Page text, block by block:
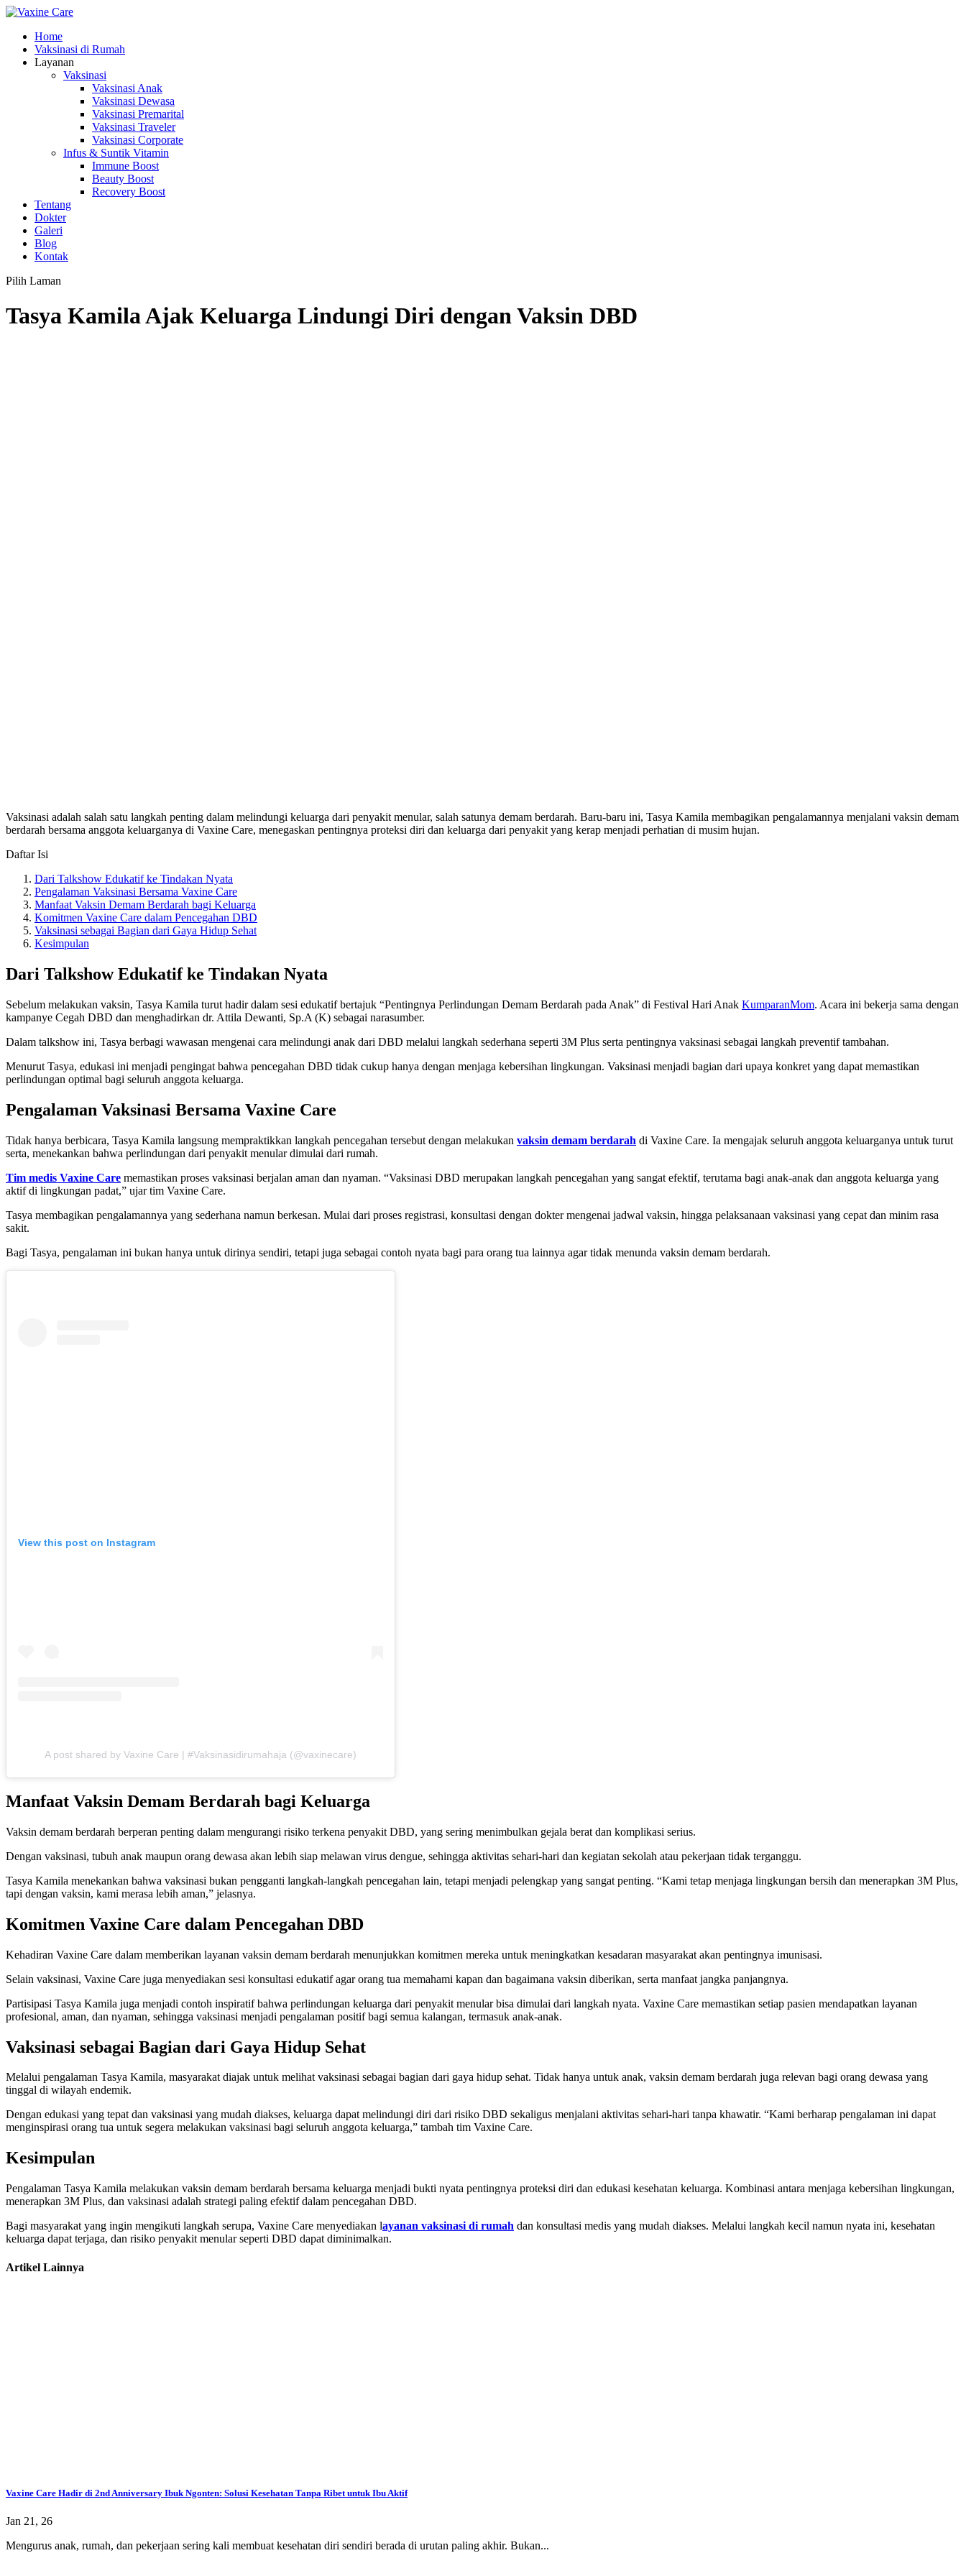
Home
Vaksinasi di Rumah
Layanan
Vaksinasi
Vaksinasi Anak
Vaksinasi Dewasa
Vaksinasi Premarital
Vaksinasi Traveler
Vaksinasi Corporate
Infus & Suntik Vitamin
Immune Boost
Beauty Boost
Recovery Boost
Tentang
Dokter
Galeri
Blog
Kontak
Pilih Laman
Tasya Kamila Ajak Keluarga Lindungi Diri dengan Vaksin DBD
Vaksinasi adalah salah satu langkah penting dalam melindungi keluarga dari penyakit menular, salah satunya demam berdarah. Baru-baru ini, Tasya Kamila membagikan pengalamannya menjalani vaksin demam
berdarah bersama anggota keluarganya di Vaxine Care, menegaskan pentingnya proteksi diri dan keluarga dari penyakit yang kerap menjadi perhatian di musim hujan.
Daftar Isi
Dari Talkshow Edukatif ke Tindakan Nyata
Pengalaman Vaksinasi Bersama Vaxine Care
Manfaat Vaksin Demam Berdarah bagi Keluarga
Komitmen Vaxine Care dalam Pencegahan DBD
Vaksinasi sebagai Bagian dari Gaya Hidup Sehat
Kesimpulan
Dari Talkshow Edukatif ke Tindakan Nyata
Sebelum melakukan vaksin, Tasya Kamila turut hadir dalam sesi edukatif bertajuk “Pentingnya Perlindungan Demam Berdarah pada Anak” di Festival Hari Anak KumparanMom. Acara ini bekerja sama dengan
kampanye Cegah DBD dan menghadirkan dr. Attila Dewanti, Sp.A (K) sebagai narasumber.
Dalam talkshow ini, Tasya berbagi wawasan mengenai cara melindungi anak dari DBD melalui langkah sederhana seperti 3M Plus serta pentingnya vaksinasi sebagai langkah preventif tambahan.
Menurut Tasya, edukasi ini menjadi pengingat bahwa pencegahan DBD tidak cukup hanya dengan menjaga kebersihan lingkungan. Vaksinasi menjadi bagian dari upaya konkret yang dapat memastikan
perlindungan optimal bagi seluruh anggota keluarga.
Pengalaman Vaksinasi Bersama Vaxine Care
Tidak hanya berbicara, Tasya Kamila langsung mempraktikkan langkah pencegahan tersebut dengan melakukan vaksin demam berdarah di Vaxine Care. Ia mengajak seluruh anggota keluarganya untuk turut
serta, menekankan bahwa perlindungan dari penyakit menular dimulai dari rumah.
Tim medis Vaxine Care memastikan proses vaksinasi berjalan aman dan nyaman. “Vaksinasi DBD merupakan langkah pencegahan yang sangat efektif, terutama bagi anak-anak dan anggota keluarga yang
aktif di lingkungan padat,” ujar tim Vaxine Care.
Tasya membagikan pengalamannya yang sederhana namun berkesan. Mulai dari proses registrasi, konsultasi dengan dokter mengenai jadwal vaksin, hingga pelaksanaan vaksinasi yang cepat dan minim rasa
sakit.
Bagi Tasya, pengalaman ini bukan hanya untuk dirinya sendiri, tetapi juga sebagai contoh nyata bagi para orang tua lainnya agar tidak menunda vaksin demam berdarah.
View this post on Instagram
A post shared by Vaxine Care | #Vaksinasidirumahaja (@vaxinecare)
Manfaat Vaksin Demam Berdarah bagi Keluarga
Vaksin demam berdarah berperan penting dalam mengurangi risiko terkena penyakit DBD, yang sering menimbulkan gejala berat dan komplikasi serius.
Dengan vaksinasi, tubuh anak maupun orang dewasa akan lebih siap melawan virus dengue, sehingga aktivitas sehari-hari dan kegiatan sekolah atau pekerjaan tidak terganggu.
Tasya Kamila menekankan bahwa vaksinasi bukan pengganti langkah-langkah pencegahan lain, tetapi menjadi pelengkap yang sangat penting. “Kami tetap menjaga lingkungan bersih dan menerapkan 3M Plus,
tapi dengan vaksin, kami merasa lebih aman,” jelasnya.
Komitmen Vaxine Care dalam Pencegahan DBD
Kehadiran Vaxine Care dalam memberikan layanan vaksin demam berdarah menunjukkan komitmen mereka untuk meningkatkan kesadaran masyarakat akan pentingnya imunisasi.
Selain vaksinasi, Vaxine Care juga menyediakan sesi konsultasi edukatif agar orang tua memahami kapan dan bagaimana vaksin diberikan, serta manfaat jangka panjangnya.
Partisipasi Tasya Kamila juga menjadi contoh inspiratif bahwa perlindungan keluarga dari penyakit menular bisa dimulai dari langkah nyata. Vaxine Care memastikan setiap pasien mendapatkan layanan
profesional, aman, dan nyaman, sehingga vaksinasi menjadi pengalaman positif bagi semua kalangan, termasuk anak-anak.
Vaksinasi sebagai Bagian dari Gaya Hidup Sehat
Melalui pengalaman Tasya Kamila, masyarakat diajak untuk melihat vaksinasi sebagai bagian dari gaya hidup sehat. Tidak hanya untuk anak, vaksin demam berdarah juga relevan bagi orang dewasa yang
tinggal di wilayah endemik.
Dengan edukasi yang tepat dan vaksinasi yang mudah diakses, keluarga dapat melindungi diri dari risiko DBD sekaligus menjalani aktivitas sehari-hari tanpa khawatir. “Kami berharap pengalaman ini dapat
menginspirasi orang tua untuk segera melakukan vaksinasi bagi seluruh anggota keluarga,” tambah tim Vaxine Care.
Kesimpulan
Pengalaman Tasya Kamila melakukan vaksin demam berdarah bersama keluarga menjadi bukti nyata pentingnya proteksi diri dan edukasi kesehatan keluarga. Kombinasi antara menjaga kebersihan lingkungan,
menerapkan 3M Plus, dan vaksinasi adalah strategi paling efektif dalam pencegahan DBD.
Bagi masyarakat yang ingin mengikuti langkah serupa, Vaxine Care menyediakan layanan vaksinasi di rumah dan konsultasi medis yang mudah diakses. Melalui langkah kecil namun nyata ini, kesehatan
keluarga dapat terjaga, dan risiko penyakit menular seperti DBD dapat diminimalkan.
Artikel Lainnya
Vaxine Care Hadir di 2nd Anniversary Ibuk Ngonten: Solusi Kesehatan Tanpa Ribet untuk Ibu Aktif
Jan 21, 26
Mengurus anak, rumah, dan pekerjaan sering kali membuat kesehatan diri sendiri berada di urutan paling akhir. Bukan...